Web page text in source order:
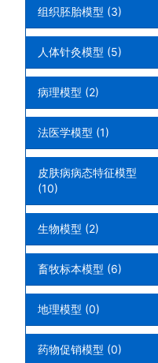
组织胚胎模型 (3)
人体针灸模型 (5)
病理模型 (2)
法医学模型 (1)
皮肤病病态特征模型
(10)
生物模型 (2)
畜牧标本模型 (6)
地理模型 (0)
药物促销模型 (0)